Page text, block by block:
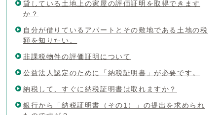
貸している土地上の家屋の評価証明を取得できます
か？
自分が借りているアパートとその敷地である土地の税
額を知りたい。
非課税物件の評価証明について
公益法人認定のために「納税証明書」が必要です。
納税して、すぐに納税証明書は取れますか？
銀行から「納税証明書（その1）」の提出を求められ